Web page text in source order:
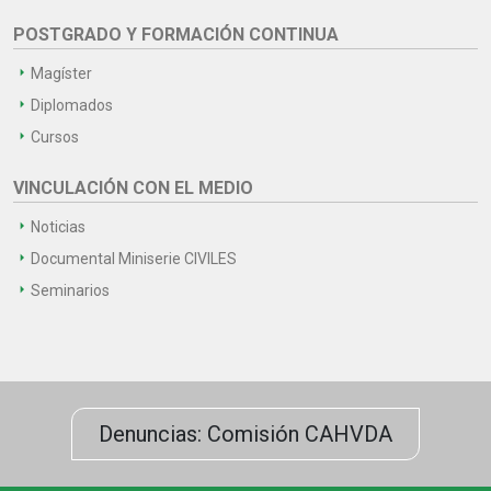
POSTGRADO Y FORMACIÓN CONTINUA
Magíster
Diplomados
Cursos
VINCULACIÓN CON EL MEDIO
Noticias
Documental Miniserie CIVILES
Seminarios
Denuncias: Comisión CAHVDA